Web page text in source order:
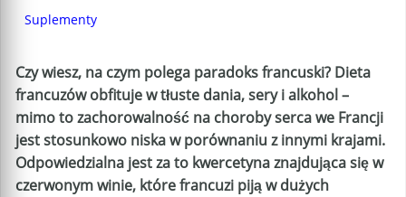
Suplementy
Czy wiesz, na czym polega paradoks francuski? Dieta
francuzów obfituje w tłuste dania, sery i alkohol –
mimo to zachorowalność na choroby serca we Francji
jest stosunkowo niska w porównaniu z innymi krajami.
Odpowiedzialna jest za to kwercetyna znajdująca się w
czerwonym winie, które francuzi piją w dużych